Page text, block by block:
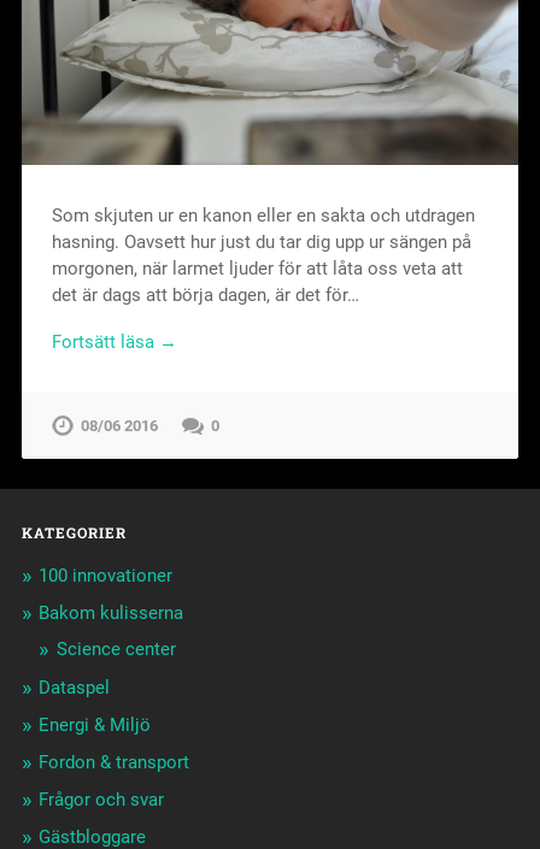
Som skjuten ur en kanon eller en sakta och utdragen
hasning. Oavsett hur just du tar dig upp ur sängen på
morgonen, när larmet ljuder för att låta oss veta att
det är dags att börja dagen, är det för…
Fortsätt läsa →
08/06 2016 0
KATEGORIER
100 innovationer
Bakom kulisserna
Science center
Dataspel
Energi & Miljö
Fordon & transport
Frågor och svar
Gästbloggare